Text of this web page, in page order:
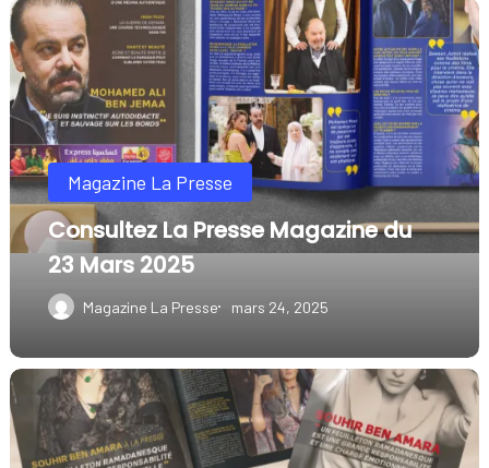
Consultez
La
Presse
Magazine
du
23
Mars
2025
Magazine La Presse
Consultez La Presse Magazine du
23 Mars 2025
Magazine La Presse mars 24, 2025
Consultez
La
Presse